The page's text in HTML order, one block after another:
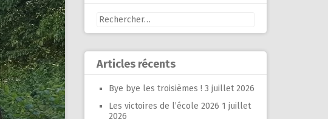
Rechercher :
Articles récents
Bye bye les troisièmes ! 3 juillet 2026
Les victoires de l’école 2026 1 juillet
2026